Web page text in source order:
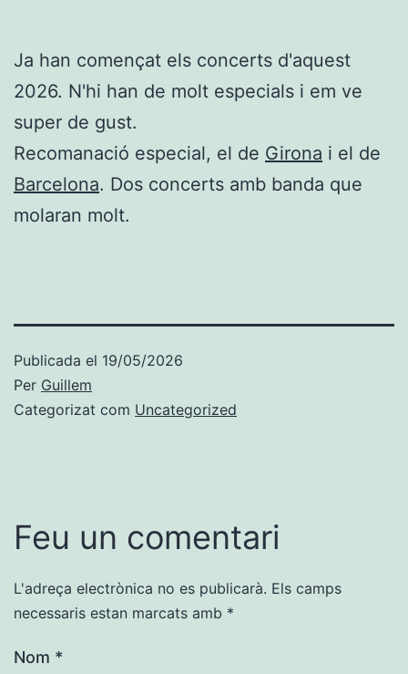
Ja han començat els concerts d'aquest
2026. N'hi han de molt especials i em ve
super de gust.
Recomanació especial, el de Girona i el de
Barcelona. Dos concerts amb banda que
molaran molt.
Publicada el 19/05/2026
Per Guillem
Categorizat com Uncategorized
Feu un comentari
L'adreça electrònica no es publicarà. Els camps
necessaris estan marcats amb *
Nom *